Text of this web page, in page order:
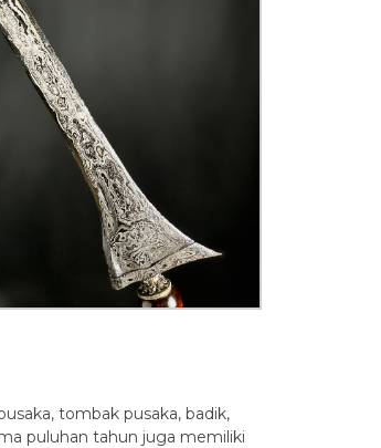
tombak pusaka, badik,
puluhan tahun juga memiliki